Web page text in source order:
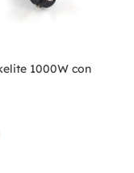
1000W con